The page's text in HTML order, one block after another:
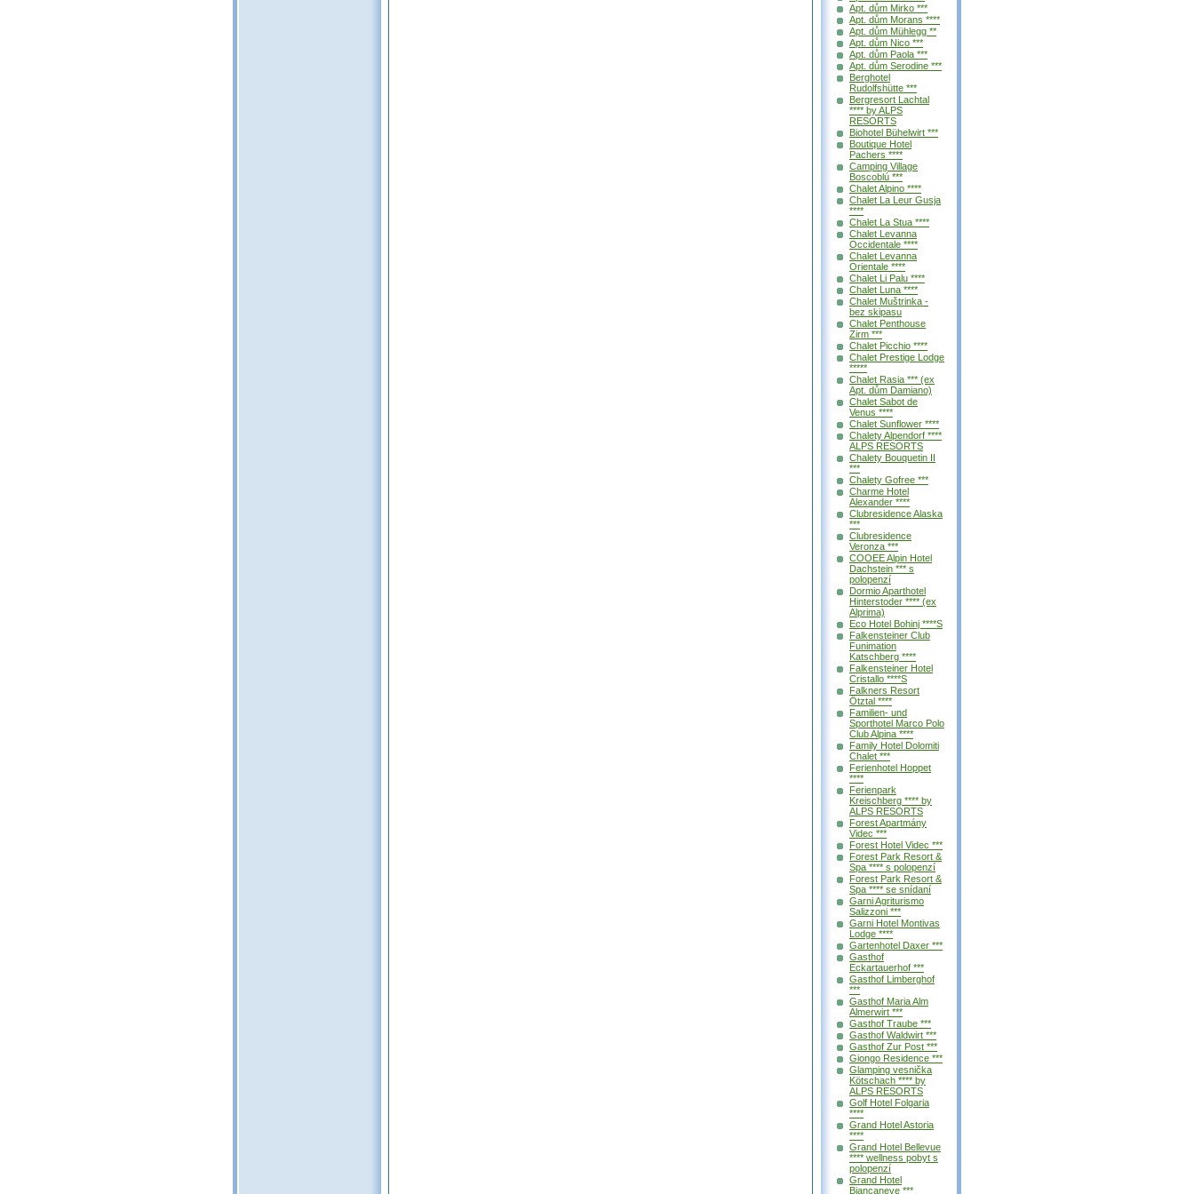
Apt. dům Mirko ***
Apt. dům Morans ****
Apt. dům Mühlegg **
Apt. dům Nico ***
Apt. dům Paola ***
Apt. dům Serodine ***
Berghotel
Rudolfshütte ***
Bergresort Lachtal
**** by ALPS
RESORTS
Biohotel Bühelwirt ***
Boutique Hotel
Pachers ****
Camping Village
Boscoblú ***
Chalet Alpino ****
Chalet La Leur Gusja
****
Chalet La Stua ****
Chalet Levanna
Occidentale ****
Chalet Levanna
Orientale ****
Chalet Li Palu ****
Chalet Luna ****
Chalet Muštrinka -
bez skipasu
Chalet Penthouse
Zirm ***
Chalet Picchio ****
Chalet Prestige Lodge
*****
Chalet Rasia *** (ex
Apt. dům Damiano)
Chalet Sabot de
Venus ****
Chalet Sunflower ****
Chalety Alpendorf ****
ALPS RESORTS
Chalety Bouquetin II
***
Chalety Gofree ***
Charme Hotel
Alexander ****
Clubresidence Alaska
***
Clubresidence
Veronza ***
COOEE Alpin Hotel
Dachstein *** s
polopenzí
Dormio Aparthotel
Hinterstoder **** (ex
Alprima)
Eco Hotel Bohinj ****S
Falkensteiner Club
Funimation
Katschberg ****
Falkensteiner Hotel
Cristallo ****S
Falkners Resort
Ötztal ****
Familien- und
Sporthotel Marco Polo
Club Alpina ****
Family Hotel Dolomiti
Chalet ***
Ferienhotel Hoppet
****
Ferienpark
Kreischberg **** by
ALPS RESORTS
Forest Apartmány
Videc ***
Forest Hotel Videc ***
Forest Park Resort &
Spa **** s polopenzí
Forest Park Resort &
Spa **** se snídaní
Garni Agriturismo
Salizzoni ***
Garni Hotel Montivas
Lodge ****
Gartenhotel Daxer ***
Gasthof
Eckartauerhof ***
Gasthof Limberghof
***
Gasthof Maria Alm
Almerwirt ***
Gasthof Traube ***
Gasthof Waldwirt ***
Gasthof Zur Post ***
Giongo Residence ***
Glamping vesnička
Kötschach **** by
ALPS RESORTS
Golf Hotel Folgaria
****
Grand Hotel Astoria
****
Grand Hotel Bellevue
**** wellness pobyt s
polopenzí
Grand Hotel
Biancaneve ***